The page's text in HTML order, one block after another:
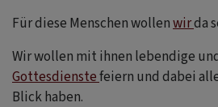
Für diese Menschen wollenwirda
Wir wollen mit ihnen lebendige
Gottesdienstefeiern und dabei
Blick haben.